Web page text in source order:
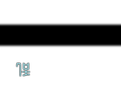
乱